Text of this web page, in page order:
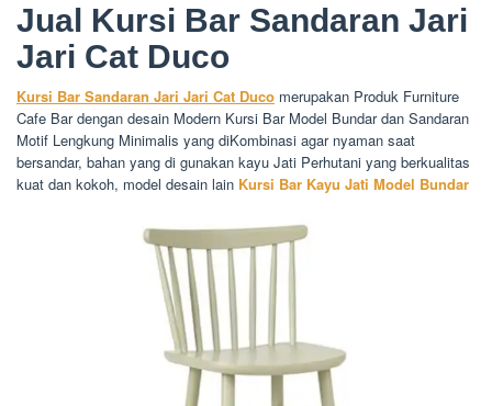
Jual Kursi Bar Sandaran Jari
Jari Cat Duco
Kursi Bar Sandaran Jari Jari Cat Duco merupakan Produk Furniture
Cafe Bar dengan desain Modern Kursi Bar Model Bundar dan Sandaran
Motif Lengkung Minimalis yang diKombinasi agar nyaman saat
bersandar, bahan yang di gunakan kayu Jati Perhutani yang berkualitas
kuat dan kokoh, model desain lain Kursi Bar Kayu Jati Model Bundar